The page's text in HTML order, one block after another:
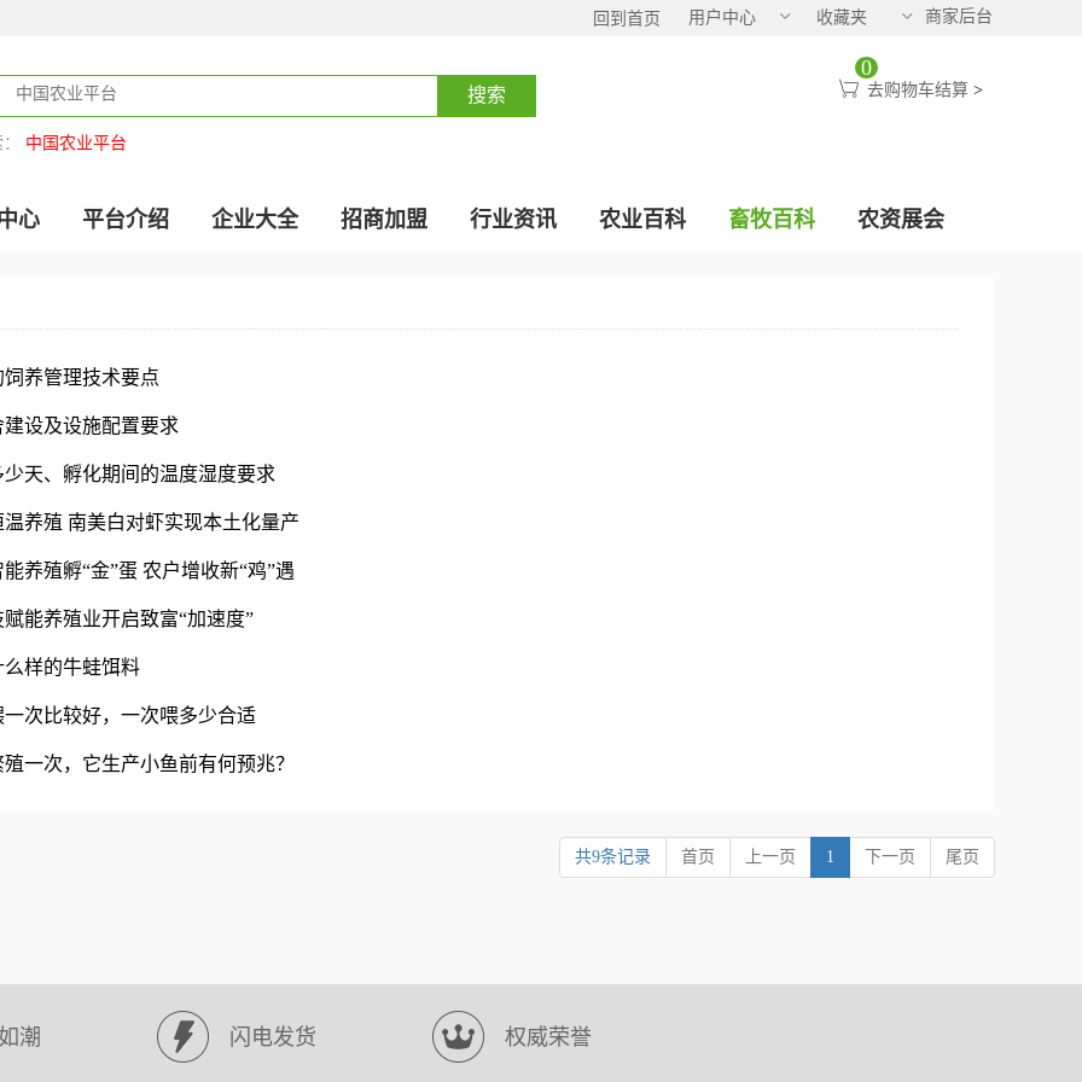
回到首页 用户中心 收藏夹 商家后台
中国农业平台
去购物车结算 >
0
心 平台介绍 企业大全 招商加盟 行业资讯 农业百科 畜牧百科 农资展会
养管理技术要点
设及设施配置要求
天、孵化期间的温度湿度要求
养殖 南美白对虾实现本土化量产
养殖孵“金”蛋 农户增收新“鸡”遇
能养殖业开启致富“加速度”
样的牛蛙饵料
次比较好，一次喂多少合适
一次，它生产小鱼前有何预兆？
共9条记录 首页 上一页 1 下一页 尾页
潮 闪电发货 权威荣誉